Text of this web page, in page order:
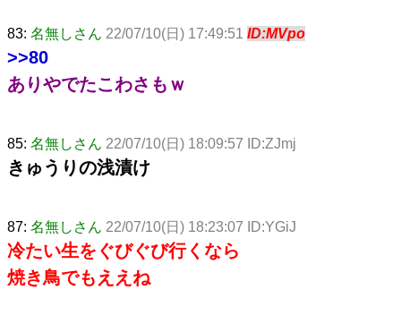
83: 名無しさん 22/07/10(日) 17:49:51 ID:MVpo
>>80
ありやでたこわさもｗ
85: 名無しさん 22/07/10(日) 18:09:57 ID:ZJmj
きゅうりの浅漬け
87: 名無しさん 22/07/10(日) 18:23:07 ID:YGiJ
冷たい生をぐびぐび行くなら
焼き鳥でもええね